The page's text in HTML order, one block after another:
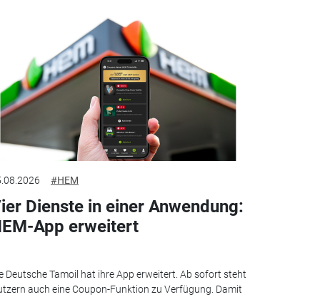
#HEM
Dienste in einer Anwendung:
App erweitert
Deutsche Tamoil hat ihre App erweitert. Ab sofort steht
auch eine Coupon-Funktion zu Verfügung. Damit